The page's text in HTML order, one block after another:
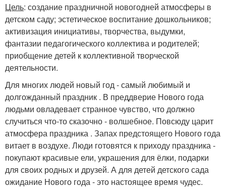
Цель: создание праздничной новогодней атмосферы в
детском саду; эстетическое воспитание дошкольников;
активизация инициативы, творчества, выдумки,
фантазии педагогического коллектива и родителей;
приобщение детей к коллективной творческой
деятельности.
Для многих людей новый год - самый любимый и
долгожданный праздник . В преддверие Нового года
людьми овладевает странное чувство, что должно
случиться что-то сказочно - волшебное. Повсюду царит
атмосфера праздника . Запах предстоящего Нового года
витает в воздухе. Люди готовятся к приходу праздника -
покупают красивые ели, украшения для ёлки, подарки
для своих родных и друзей. А для детей детского сада
ожидание Нового года - это настоящее время чудес.